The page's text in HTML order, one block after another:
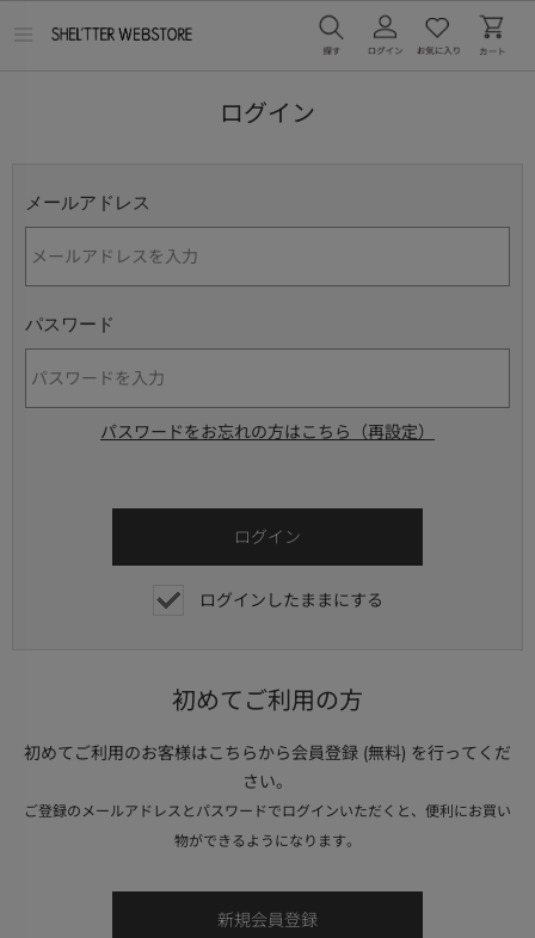
ログイン
メールアドレス
パスワード
パスワードをお忘れの方はこちら（再設定）
ログインしたままにする
初めてご利用の方
初めてご利用のお客様はこちらから会員登録 (無料) を行ってくだ
さい。
ご登録のメールアドレスとパスワードでログインいただくと、便利にお買い
物ができるようになります。